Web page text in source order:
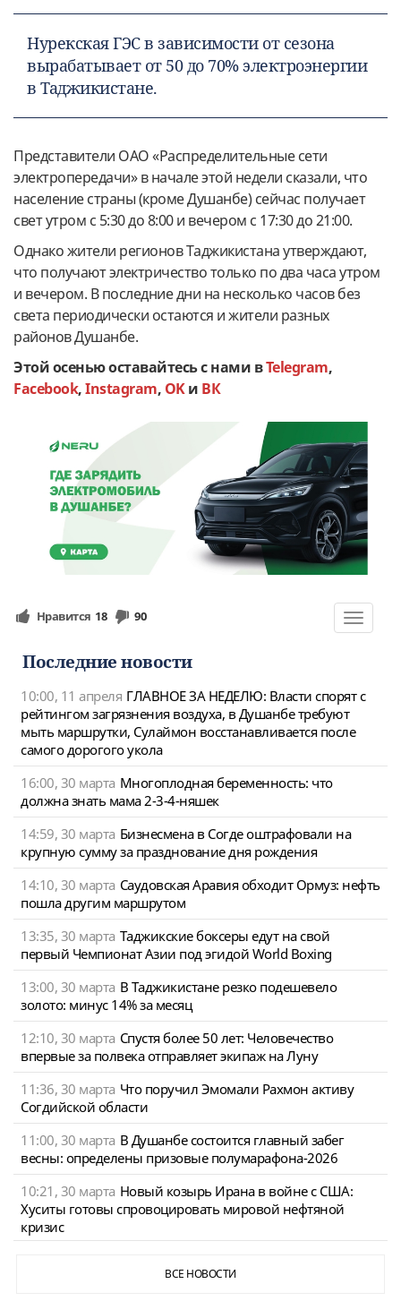
Нурекская ГЭС в зависимости от сезона
вырабатывает от 50 до 70% электроэнергии
в Таджикистане.
Представители ОАО «Распределительные сети
электропередачи» в начале этой недели сказали, что
население страны (кроме Душанбе) сейчас получает
свет утром с 5:30 до 8:00 и вечером с 17:30 до 21:00.
Однако жители регионов Таджикистана утверждают,
что получают электричество только по два часа утром
и вечером. В последние дни на несколько часов без
света периодически остаются и жители разных
районов Душанбе.
Этой осенью оставайтесь с нами вTelegram,
Facebook,Instagram, OKи ВК
Toggle
Нравится 18 90
Последние новости
10:00, 11 апреля ГЛАВНОЕ ЗА НЕДЕЛЮ: Власти спорят с
рейтингом загрязнения воздуха, в Душанбе требуют
мыть маршрутки, Сулаймон восстанавливается после
самого дорогого укола
16:00, 30 марта Многоплодная беременность: что
должна знать мама 2-3-4-няшек
14:59, 30 марта Бизнесмена в Согде оштрафовали на
крупную сумму за празднование дня рождения
14:10, 30 марта Саудовская Аравия обходит Ормуз: нефть
пошла другим маршрутом
13:35, 30 марта Таджикские боксеры едут на свой
первый Чемпионат Азии под эгидой World Boxing
13:00, 30 марта В Таджикистане резко подешевело
золото: минус 14% за месяц
12:10, 30 марта Спустя более 50 лет: Человечество
впервые за полвека отправляет экипаж на Луну
11:36, 30 марта Что поручил Эмомали Рахмон активу
Согдийской области
11:00, 30 марта В Душанбе состоится главный забег
весны: определены призовые полумарафона-2026
10:21, 30 марта Новый козырь Ирана в войне с США:
Хуситы готовы спровоцировать мировой нефтяной
кризис
ВСЕ НОВОСТИ